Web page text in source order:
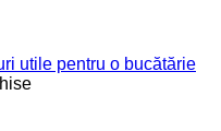
utile pentru o bucătărie
pentru